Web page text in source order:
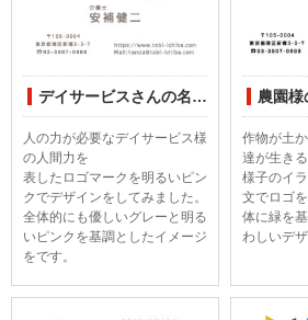
デイサービスさんの名刺印刷デザインしてみました
人の力が必要なデイサービス様
の人間力を
表したロゴマークを明るいピン
クでデザインをしてみました。
全体的にも優しいグレーと明る
いピンクを基調としたイメージ
をです。
作物が土
達が生き
様子のイ
文でロゴ
体に緑を
わしいデ